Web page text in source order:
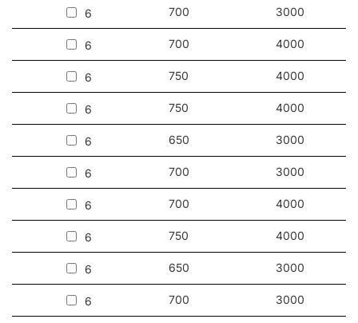
étanchéité IP65.
6 700 3000
6 700 4000
6 750 4000
6 750 4000
6 650 3000
6 700 3000
6 700 4000
6 750 4000
6 650 3000
6 700 3000